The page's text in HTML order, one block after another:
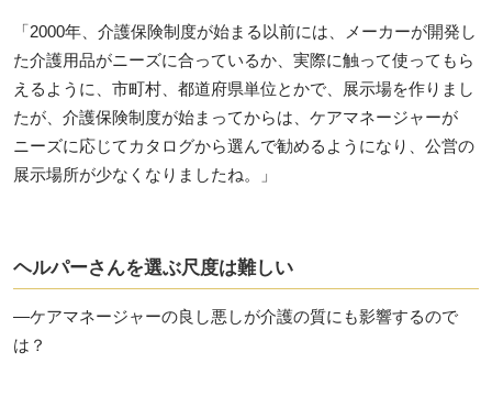
「2000年、介護保険制度が始まる以前には、メーカーが開発し
た介護用品がニーズに合っているか、実際に触って使ってもら
えるように、市町村、都道府県単位とかで、展示場を作りまし
たが、介護保険制度が始まってからは、ケアマネージャーが
ニーズに応じてカタログから選んで勧めるようになり、公営の
展示場所が少なくなりましたね。」
ヘルパーさんを選ぶ尺度は難しい
―ケアマネージャーの良し悪しが介護の質にも影響するので
は？